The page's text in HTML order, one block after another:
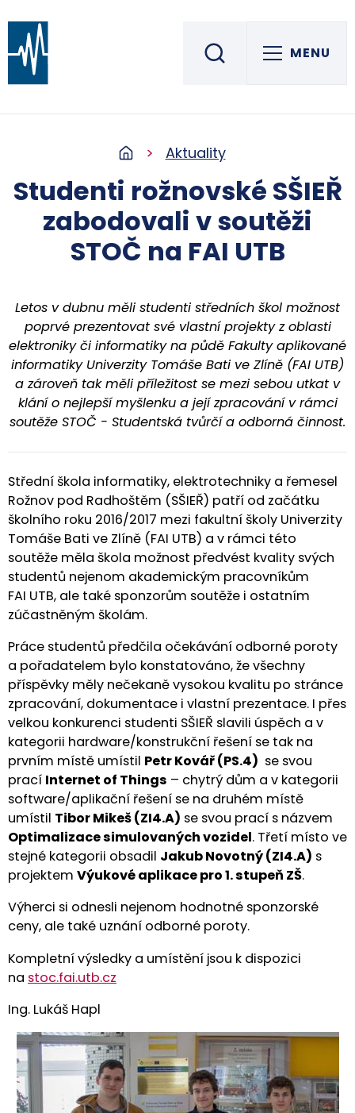
Střední škola informatiky, elektrotechniky a řemesel
ROŽNOV POD RADHOŠTĚM MENU
Aktuality
Studenti rožnovské SŠIEŘ
zabodovali v soutěži
STOČ na FAI UTB
Letos v dubnu měli studenti středních škol možnost
poprvé prezentovat své vlastní projekty z oblasti
elektroniky či informatiky na půdě Fakulty aplikované
informatiky Univerzity Tomáše Bati ve Zlíně (FAI UTB)
a zároveň tak měli příležitost se mezi sebou utkat v
klání o nejlepší myšlenku a její zpracování v rámci
soutěže STOČ - Studentská tvůrčí a odborná činnost.
Střední škola informatiky, elektrotechniky a řemesel
Rožnov pod Radhoštěm (SŠIEŘ) patří od začátku
školního roku 2016/2017 mezi fakultní školy Univerzity
Tomáše Bati ve Zlíně (FAI UTB) a v rámci této
soutěže měla škola možnost předvést kvality svých
studentů nejenom akademickým pracovníkům
FAI UTB, ale také sponzorům soutěže i ostatním
zúčastněným školám.
Práce studentů předčila očekávání odborné poroty
a pořadatelem bylo konstatováno, že všechny
příspěvky měly nečekaně vysokou kvalitu po stránce
zpracování, dokumentace i vlastní prezentace. I přes
velkou konkurenci studenti SŠIEŘ slavili úspěch a v
kategorii hardware/konstrukční řešení se tak na
prvním místě umístil Petr Kovář (PS.4) se svou
prací Internet of Things – chytrý dům a v kategorii
software/aplikační řešení se na druhém místě
umístil Tibor Mikeš (ZI4.A) se svou prací s názvem
Optimalizace simulovaných vozidel. Třetí místo ve
stejné kategorii obsadil Jakub Novotný(ZI4.A) s
projektem Výukové aplikace pro 1. stupeň ZŠ.
Výherci si odnesli nejenom hodnotné sponzorské
ceny, ale také uznání odborné poroty.
Kompletní výsledky a umístění jsou k dispozici
na stoc.fai.utb.cz
Ing. Lukáš Hapl